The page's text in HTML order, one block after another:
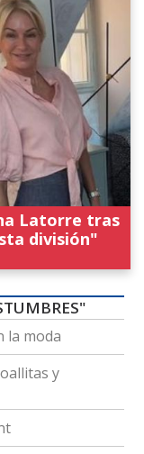
Latorre tras
división"
la moda
y